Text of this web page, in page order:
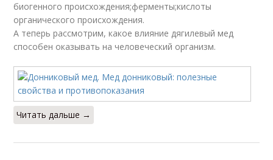
биогенного происхождения;ферменты;кислоты
органического происхождения.
А теперь рассмотрим, какое влияние дягилевый мед
способен оказывать на человеческий организм.
Читать дальше →